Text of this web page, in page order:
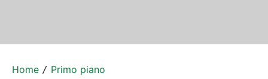
Home / Primo piano